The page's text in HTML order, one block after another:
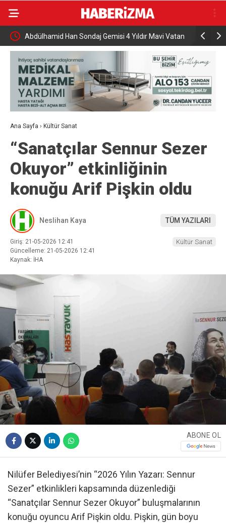
Abdülhamid Han Sondaj Gemisi 4 Yıldır Mavi Vatan
İçin Çalışıyor
AK Parti
programı
Ana Sayfa › Kültür Sanat
“Sanatçılar Sennur Sezer
Okuyor” etkinliğinin
konuğu Arif Pişkin oldu
Neslihan Kaya TÜM YAZILARI
Giriş: 21-05-2026 12:41
Güncelleme: 21-05-2026 12:41
Kaynak: İHA
Kültür Sanat
ABONE OL
Nilüfer Belediyesi’nin “2026 Yılın Yazarı: Sennur
Sezer” etkinlikleri kapsamında düzenlediği
“Sanatçılar Sennur Sezer Okuyor” buluşmalarının
konuğu oyuncu Arif Pişkin oldu. Pişkin, gün boyu